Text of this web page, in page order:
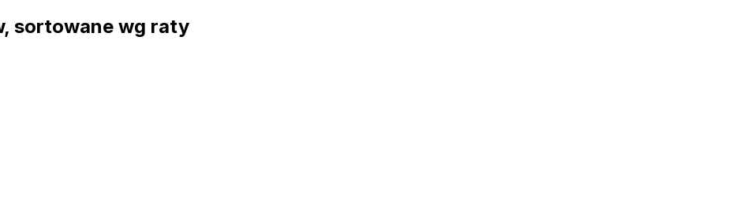
sortowane wg raty